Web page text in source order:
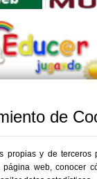
Abanilla Noticias
de
propias y de terceros
web, conocer